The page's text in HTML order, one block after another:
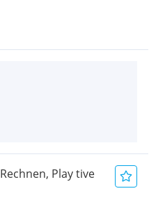
Play tive